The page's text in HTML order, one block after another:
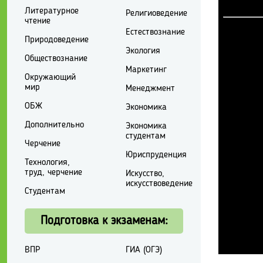
Литературное
чтение
Природоведение
Обществознание
Окружающий
мир
ОБЖ
Дополнительно
Черчение
Технология,
труд, черчение
Студентам
Религиоведение
Естествознание
Экология
Маркетинг
Менеджмент
Экономика
Экономика
студентам
Юриспруденция
Искусство,
искусствоведение
Подготовка к экзаменам:
ВПР
ГИА (ОГЭ)